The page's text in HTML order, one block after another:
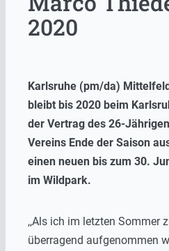
2020
Karlsruhe (pm/da)
bleibt bis 2020 beim
der Vertrag des 26-
Vereins Ende der Saison
einen neuen bis zum 30.
im Wildpark.
,,Als ich im letzten Sommer
überragend aufgenommen